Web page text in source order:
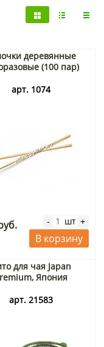
деревянные
(100 пар)
арт. 1074
- шт +
В корзину
для чая Japan
Япония
арт. 21583